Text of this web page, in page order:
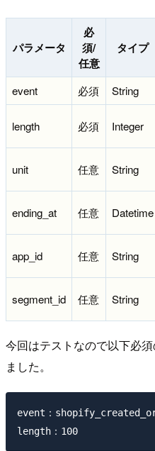
パラメータ
必
須/
任意
タイプ
event 必須 String
length 必須 Integer
unit 任意 String
ending_at 任意 Datetime
app_id 任意 String
segment_id 任意 String
今回はテストなので以下必
ました。
event：